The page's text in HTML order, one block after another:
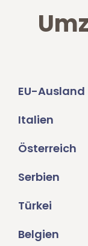
EU-Ausland
Italien
Österreich
Serbien
Türkei
Belgien